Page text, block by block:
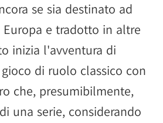
se sia destinato ad
Europa e tradotto in altre
inizia l'avventura di
di ruolo classico con
che, presumibilmente,
una serie, considerando